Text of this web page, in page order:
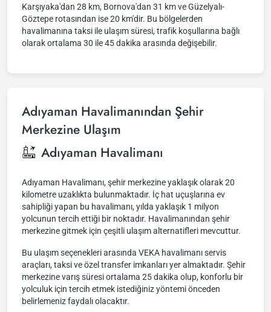
Karşıyaka'dan 28 km, Bornova'dan 31 km ve Güzelyalı-
Göztepe rotasından ise 20 km'dir. Bu bölgelerden
havalimanına taksi ile ulaşım süresi, trafik koşullarına bağlı
olarak ortalama 30 ile 45 dakika arasında değişebilir.
Adıyaman Havalimanından Şehir
Merkezine Ulaşım
Adıyaman Havalimanı
Adıyaman Havalimanı, şehir merkezine yaklaşık olarak 20
kilometre uzaklıkta bulunmaktadır. İç hat uçuşlarına ev
sahipliği yapan bu havalimanı, yılda yaklaşık 1 milyon
yolcunun tercih ettiği bir noktadır. Havalimanından şehir
merkezine gitmek için çeşitli ulaşım alternatifleri mevcuttur.
Bu ulaşım seçenekleri arasında VEKA havalimanı servis
araçları, taksi ve özel transfer imkanları yer almaktadır. Şehir
merkezine varış süresi ortalama 25 dakika olup, konforlu bir
yolculuk için tercih etmek istediğiniz yöntemi önceden
belirlemeniz faydalı olacaktır.